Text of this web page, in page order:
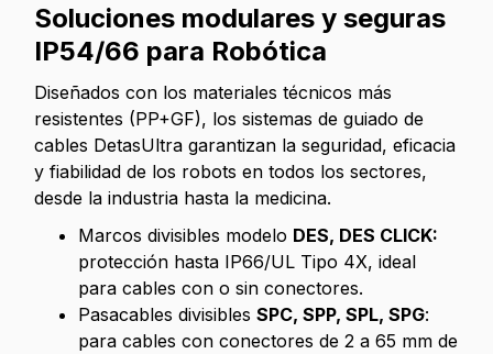
Soluciones modulares y seguras
IP54/66 para Robótica
Diseñados con los materiales técnicos más
resistentes (PP+GF), los sistemas de guiado de
cables DetasUltra garantizan la seguridad, eficacia
y fiabilidad de los robots en todos los sectores,
desde la industria hasta la medicina.
Marcos divisibles modelo DES, DES CLICK:
protección hasta IP66/UL Tipo 4X, ideal
para cables con o sin conectores.
Pasacables divisibles SPC, SPP, SPL, SPG:
para cables con conectores de 2 a 65 mm de